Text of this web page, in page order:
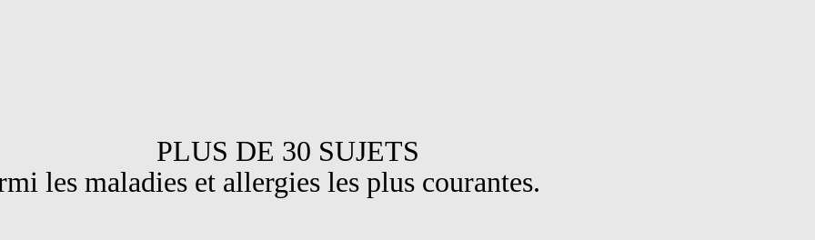
30 SUJETS
maladies et allergies les plus courantes.